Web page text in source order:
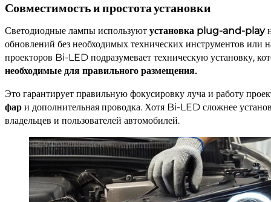
Совместимость и простота установки
Светодиодные лампы используют установка plug-and-play
обновлений без необходимых технических инструментов или
проекторов Bi-LED подразумевает техническую установку,
необходимые для правильного размещения.
Это гарантирует правильную фокусировку луча и работу
фар и дополнительная проводка. Хотя Bi-LED сложнее
владельцев и пользователей автомобилей.